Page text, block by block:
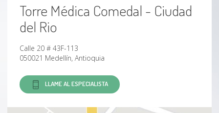
Hipermenorrea
Mastitis
Torre Médica Comedal - Ciudad
del Rio
Calle 20 # 43F-113
050021 Medellín, Antioquia
LLAME AL ESPECIALISTA